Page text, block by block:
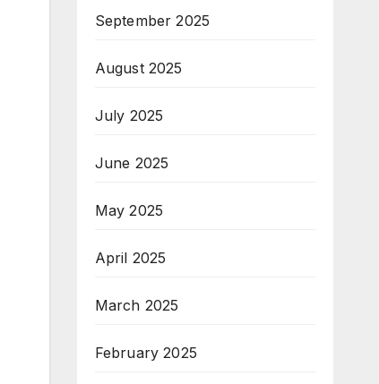
September 2025
August 2025
July 2025
June 2025
May 2025
April 2025
March 2025
February 2025